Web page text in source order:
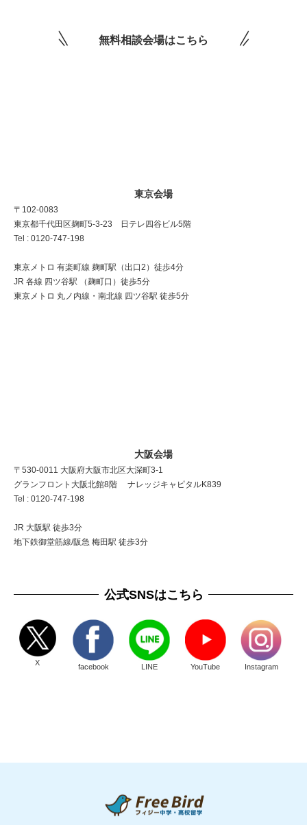
無料相談会場はこちら
東京会場
〒102-0083
東京都千代田区麹町5-3-23 日テレ四谷ビル5階
Tel : 0120-747-198
東京メトロ 有楽町線 麹町駅（出口2）徒歩4分
JR 各線 四ツ谷駅 （麹町口）徒歩5分
東京メトロ 丸ノ内線・南北線 四ツ谷駅 徒歩5分
大阪会場
〒530-0011 大阪府大阪市北区大深町3-1
グランフロント大阪北館8階 ナレッジキャピタルK839
Tel : 0120-747-198
JR 大阪駅 徒歩3分
地下鉄御堂筋線/阪急 梅田駅 徒歩3分
公式SNSはこちら
X facebook LINE YouTube Instagram